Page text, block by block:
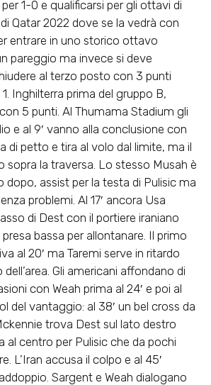
1-0 e qualificarsi per gli ottavi di
Qatar 2022 dove se la vedrà con
entrare in uno storico ottavo
pareggio ma invece si deve
al terzo posto con 3 punti
Inghilterra prima del gruppo B,
5 punti. Al Thumama Stadium gli
e al 9′ vanno alla conclusione con
di petto e tira al volo dal limite, ma il
sopra la traversa. Lo stesso Musah è
assist per la testa di Pulisic ma
problemi. Al 17′ ancora Usa
di Dest con il portiere iraniano
bassa per allontanare. Il primo
al 20′ ma Taremi serve in ritardo
Gli americani affondano di
con Weah prima al 24′ e poi al
del vantaggio: al 38′ un bel cross da
trova Dest sul lato destro
al centro per Pulisic che da pochi
L’Iran accusa il colpo e al 45′
Sargent e Weah dialogano